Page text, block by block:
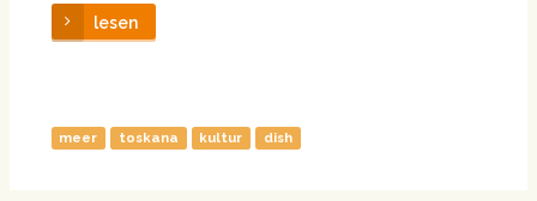
lesen
meer toskana kultur dish